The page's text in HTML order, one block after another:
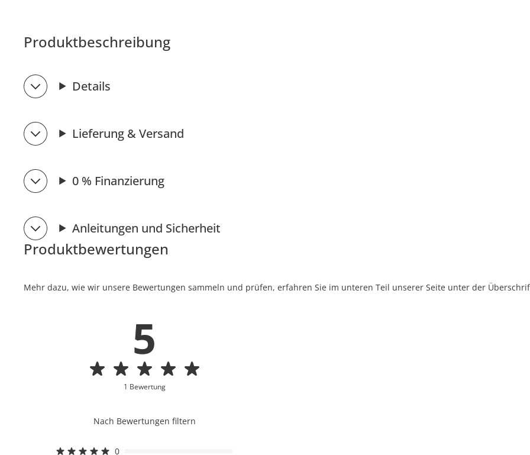
Produktbeschreibung
Details
Lieferung & Versand
0 % Finanzierung
Anleitungen und Sicherheit
Produktbewertungen
Mehr dazu, wie wir unsere Bewertungen sammeln und prüfen, erfahren Sie im unteren Teil unserer Seite unter der
5
1 Bewertung
Nach Bewertungen filtern
0